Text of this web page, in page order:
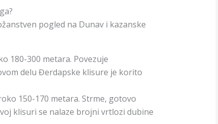
pogled na Dunav i kazanske
180-300 metara. Povezuje
delu Đerdapske klisure je korito
150-170 metara. Strme, gotovo
klisuri se nalaze brojni vrtlozi dubine